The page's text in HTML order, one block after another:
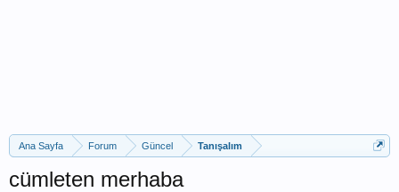
Ana Sayfa Forum Güncel Tanışalım
cümleten merhaba